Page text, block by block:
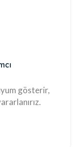
gösterir,